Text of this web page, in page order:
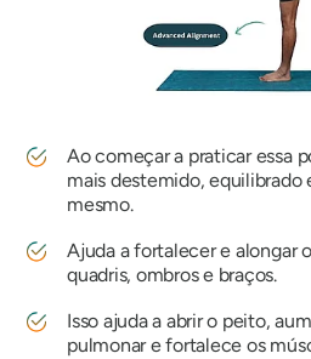
Ao começar a praticar essa
mais destemido,
mesmo.
Ajuda a fortalecer e alongar
quadris, ombros e braços.
Isso ajuda a abrir o peito,
pulmonar e fortalece os